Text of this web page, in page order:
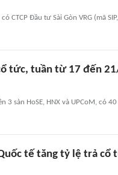
CTCP Đầu tư Sài Gòn VRG (mã
tức, tuần từ 17 đến
3 sàn HoSE, HNX và UPCoM, có
tế tăng tỷ lệ trả cổ